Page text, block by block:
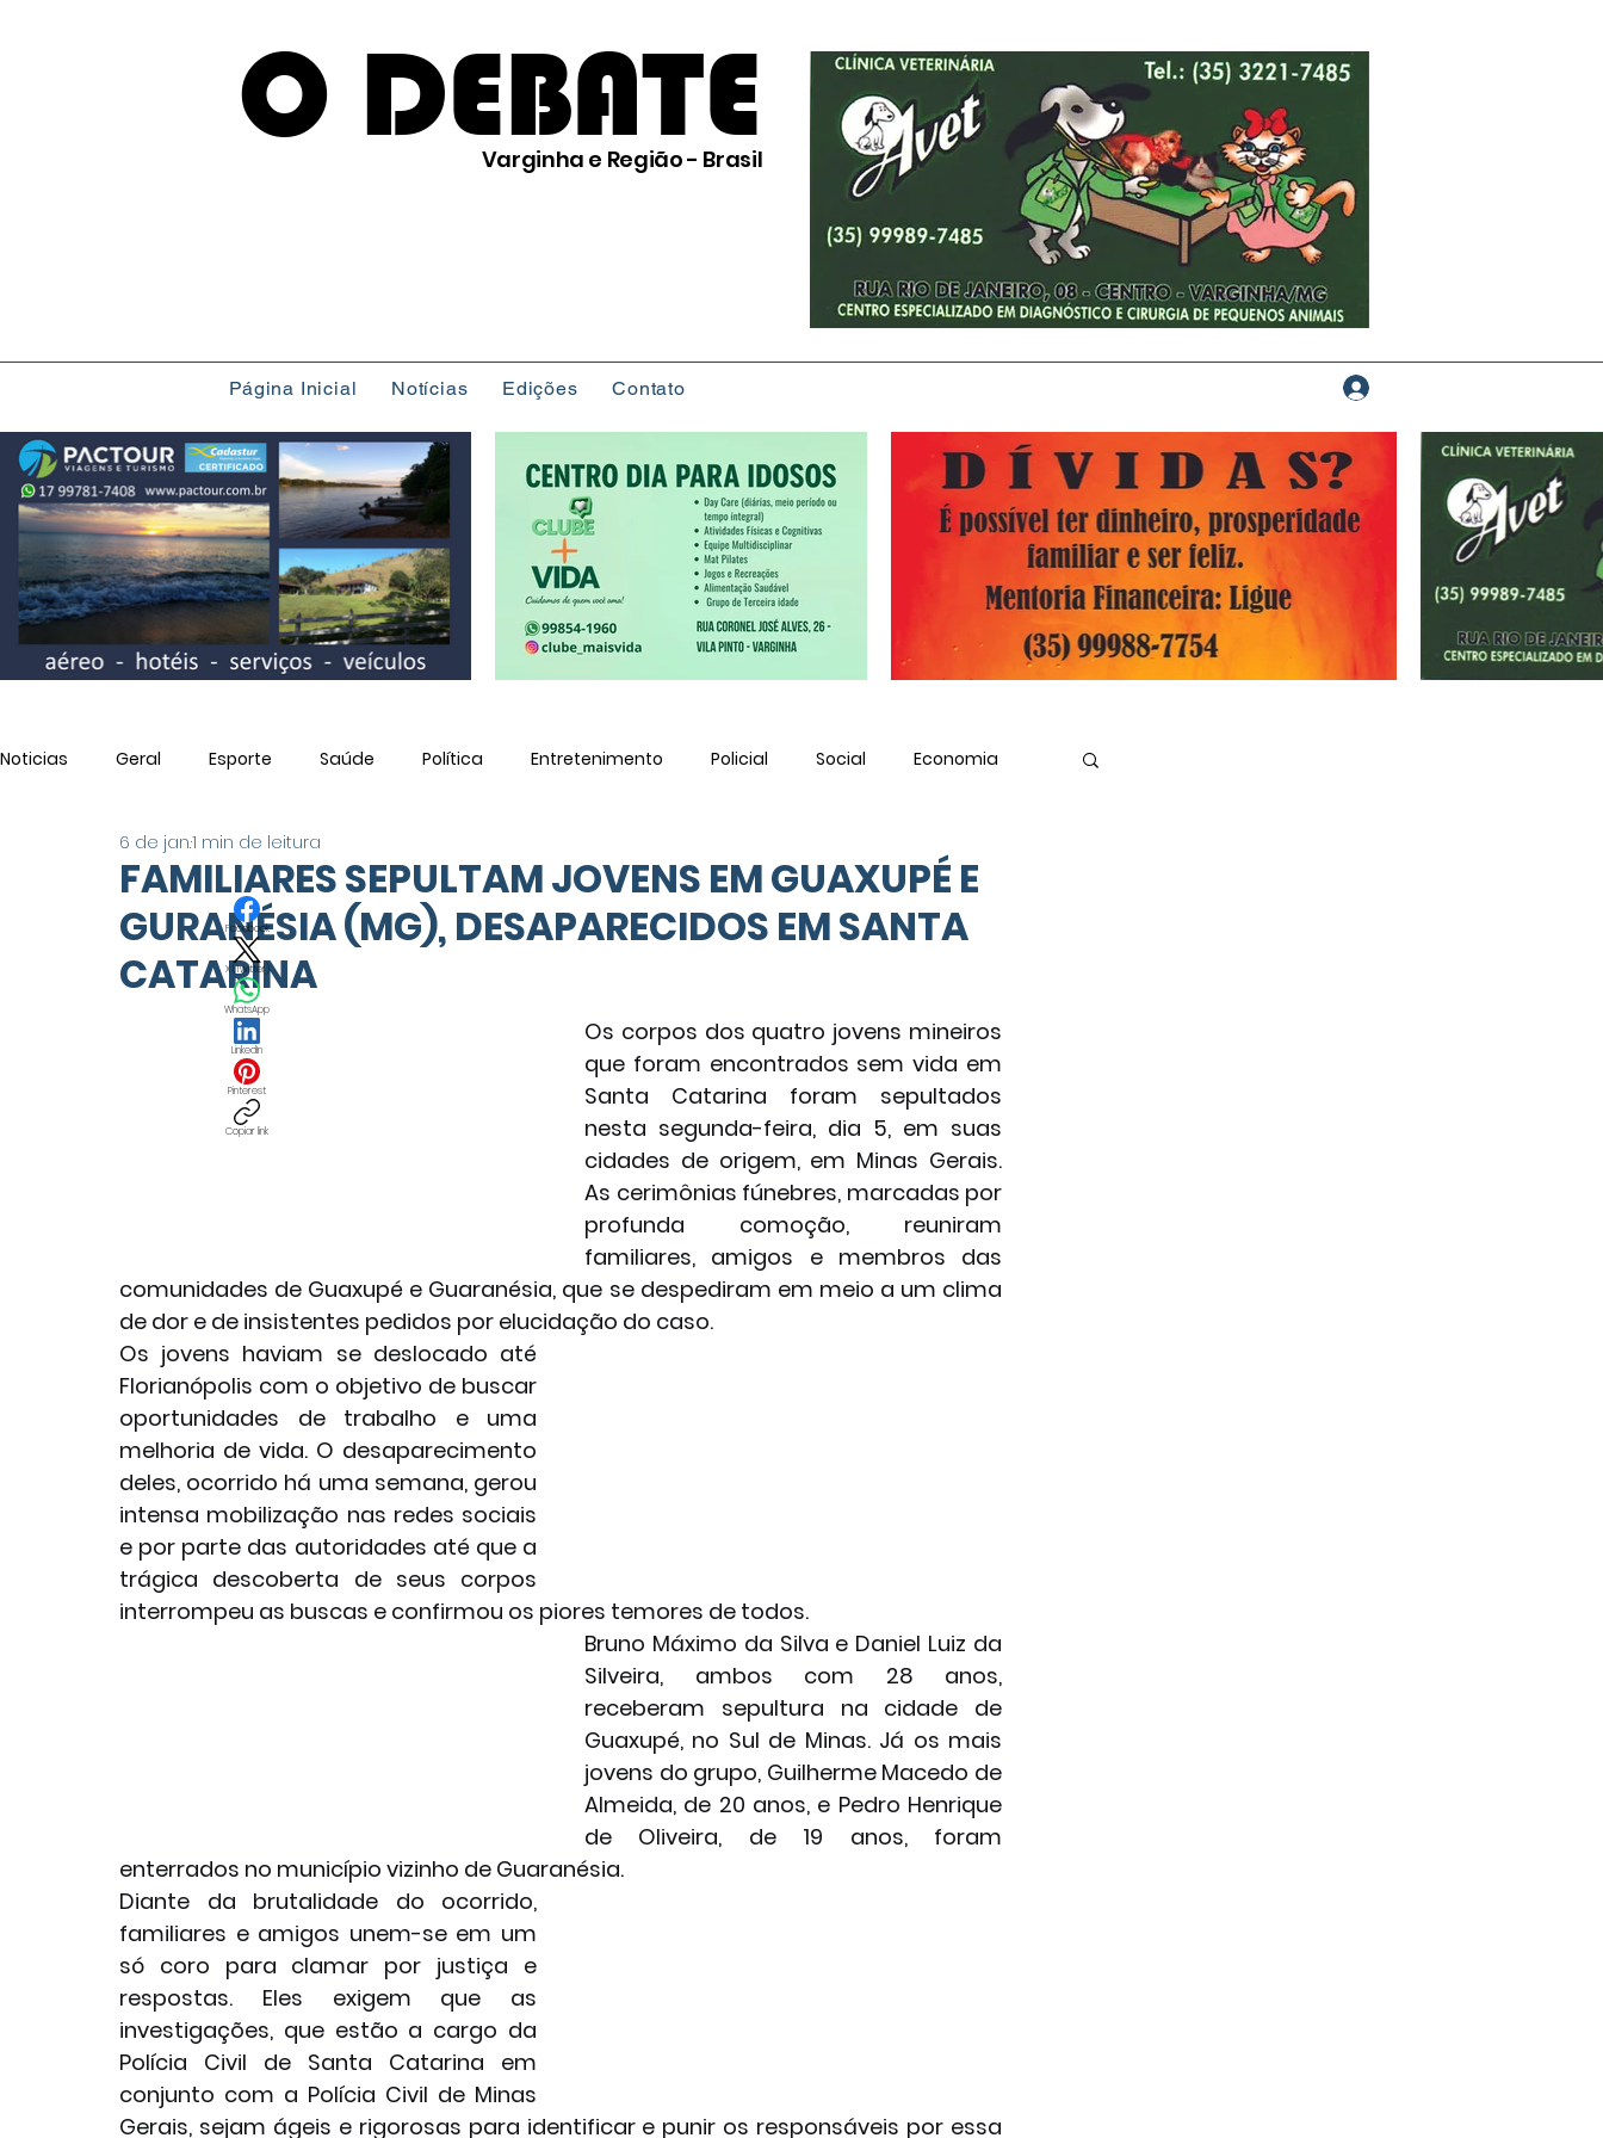
O DEBATE
Varginha e Região - Brasil
Página Inicial Notícias Edições Contato
Noticias Geral Esporte Saúde Política Entretenimento Policial Social Economia
Utilidade PúblicaFAMILIARES SEPULTAM JOVENS EM GUAXUPÉ E
GURANÉSIA (MG), DESAPARECIDOS EM SANTA
CATARINA
6 de jan.1 min de leitura
Os corpos dos quatro jovens mineiros
que foram encontrados sem vida em
Santa Catarina foram sepultados
nesta segunda-feira, dia 5, em suas
cidades de origem, em Minas Gerais.
As cerimônias fúnebres, marcadas por
profunda comoção, reuniram
familiares, amigos e membros das
comunidades de Guaxupé e Guaranésia, que se despediram em meio a um clima
de dor e de insistentes pedidos por elucidação do caso.
Os jovens haviam se deslocado até
Florianópolis com o objetivo de buscar
oportunidades de trabalho e uma
melhoria de vida. O desaparecimento
deles, ocorrido há uma semana, gerou
intensa mobilização nas redes sociais
e por parte das autoridades até que a
trágica descoberta de seus corpos
interrompeu as buscas e confirmou os piores temores de todos.
Bruno Máximo da Silva e Daniel Luiz da
Silveira, ambos com 28 anos,
receberam sepultura na cidade de
Guaxupé, no Sul de Minas. Já os mais
jovens do grupo, Guilherme Macedo de
Almeida, de 20 anos, e Pedro Henrique
de Oliveira, de 19 anos, foram
enterrados no município vizinho de Guaranésia.
Diante da brutalidade do ocorrido,
familiares e amigos unem-se em um
só coro para clamar por justiça e
respostas. Eles exigem que as
investigações, que estão a cargo da
Polícia Civil de Santa Catarina em
conjunto com a Polícia Civil de Minas
Gerais, sejam ágeis e rigorosas para identificar e punir os responsáveis por essa
Facebook
X (Twitter)
WhatsApp
LinkedIn
Pinterest
Copiar link